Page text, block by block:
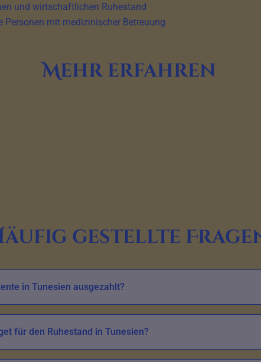
und wirtschaftlichen Ruhestand
mit medizinischer Betreuung
Mehr erfahren
gestellte
in Tunesien ausgezahlt?
für den Ruhestand in Tunesien?